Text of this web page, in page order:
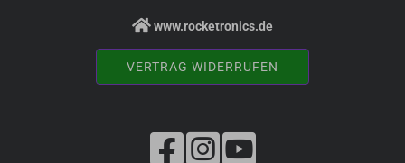
www.rocketronics.de
VERTRAG WIDERRUFEN